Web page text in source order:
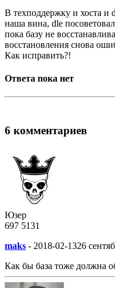
В техподдержку и хоста и
наша вина, dle
пока базу не
восстановления снова
Как исправить?!
Ответа пока нет
6 комментариев
Юзер
697 5131
maks - 2018-02-1326
Как бы база тоже должна